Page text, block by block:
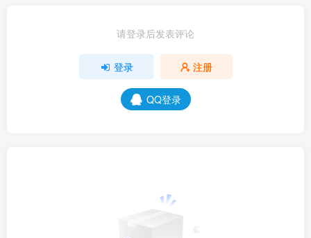
请登录后发表评论
登录 注册
QQ登录